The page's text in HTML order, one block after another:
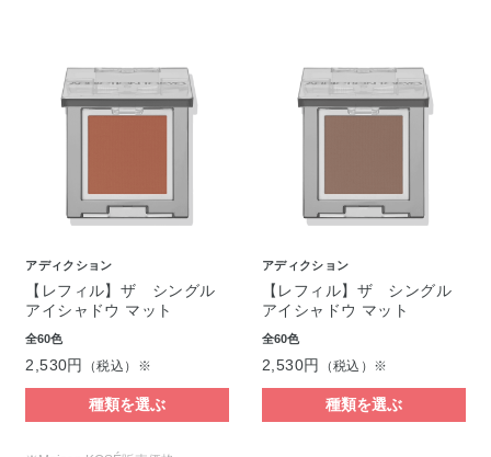
アディクション
【レフィル】ザ シングル
アイシャドウ マット
全60色
2,530円 （税込）※
種類を選ぶ
アディクション
【レフィル】ザ シングル
アイシャドウ マット
全60色
2,530円 （税込）※
種類を選ぶ